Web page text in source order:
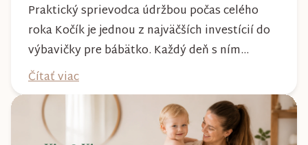
Praktický sprievodca údržbou počas celého
roka Kočík je jednou z najväčších investícií do
výbavičky pre bábätko. Každý deň s ním
absolvujete prechádzky po meste, v parkoch,
na lesných chodníkoch aj počas nepriaznivého
počasia. Pravidelnou starostlivosťou si však
môžete byť istí, že vám bude spoľahlivo slúžiť
Čítať viac